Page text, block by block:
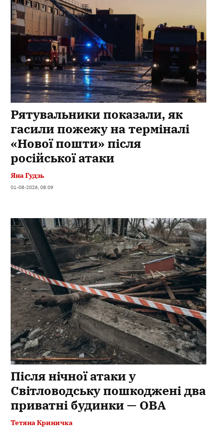
Рятувальники показали, як
гасили пожежу на терміналі
«Нової пошти» після
російської атаки
Яна Гудзь
01-08-2026, 08:09
Після нічної атаки у
Світловодську пошкоджені два
приватні будинки — ОВА
Тетяна Криничка